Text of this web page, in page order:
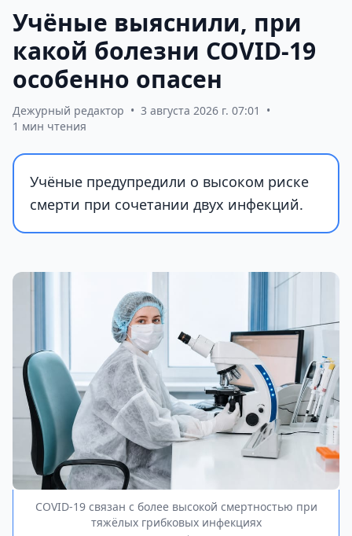
Учёные выяснили, при
какой болезни COVID-19
особенно опасен
Дежурный редактор • 3 августа 2026 г. 07:01
•
1 мин чтения
Учёные предупредили о высоком риске
смерти при сочетании двух инфекций.
COVID-19 связан с более высокой смертностью при
тяжёлых грибковых инфекциях